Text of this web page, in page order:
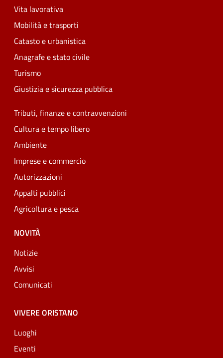
Vita lavorativa
Mobilità e trasporti
Catasto e urbanistica
Anagrafe e stato civile
Turismo
Giustizia e sicurezza pubblica
Tributi, finanze e contravvenzioni
Cultura e tempo libero
Ambiente
Imprese e commercio
Autorizzazioni
Appalti pubblici
Agricoltura e pesca
NOVITÀ
Notizie
Avvisi
Comunicati
VIVERE ORISTANO
Luoghi
Eventi